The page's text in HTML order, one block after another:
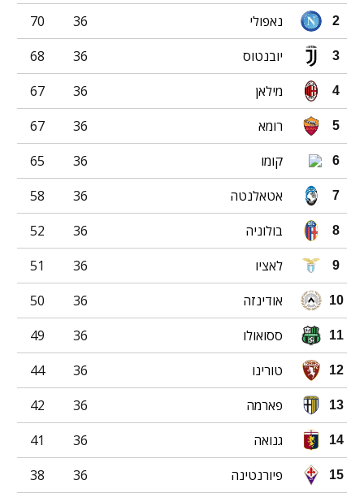
2 נאפולי 36
70
3 יובנטוס 36
68
4 מילאן 36
67
5 רומא 36
67
6 קומו 36
65
7 אטאלנטה 36
58
8 בולוניה 36
52
9 לאציו 36
51
10 אודינזה 36
50
11 ססואולו 36
49
12 טורינו 36
44
13 פארמה 36
42
14 גנואה 36
41
15 פיורנטינה 36
38